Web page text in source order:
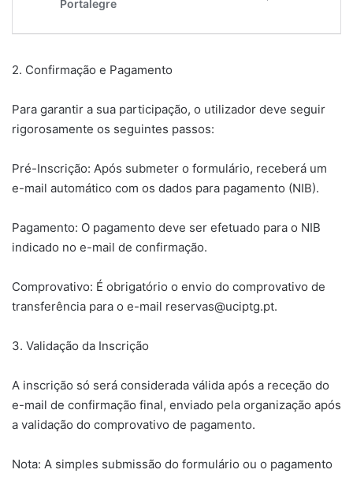
​2. Confirmação e Pagamento
​Para garantir a sua participação, o utilizador deve seguir
rigorosamente os seguintes passos:
​Pré-Inscrição: Após submeter o formulário, receberá um
e-mail automático com os dados para pagamento (NIB).
​Pagamento: O pagamento deve ser efetuado para o NIB
indicado no e-mail de confirmação.
​Comprovativo: É obrigatório o envio do comprovativo de
transferência para o e-mail reservas@uciptg.pt.
​3. Validação da Inscrição
​A inscrição só será considerada válida após a receção do
e-mail de confirmação final, enviado pela organização após
a validação do comprovativo de pagamento.
​Nota: A simples submissão do formulário ou o pagamento